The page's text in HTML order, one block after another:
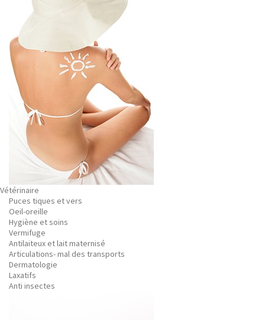
Vétérinaire
Puces tiques et vers
Oeil-oreille
Hygiène et soins
Vermifuge
Antilaiteux et lait maternisé
Articulations- mal des transports
Dermatologie
Laxatifs
Anti insectes